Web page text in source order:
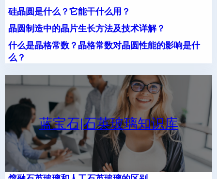
硅晶圆是什么？它能干什么用？
晶圆制造中的晶片生长方法及技术详解？
什么是晶格常数？晶格常数对晶圆性能的影响是什
么？
蓝宝石|石英玻璃知识库